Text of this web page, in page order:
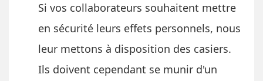
​Si vos collaborateurs souhaitent mettre
en sécurité leurs effets personnels, nous
leur mettons à disposition des casiers.
Ils doivent cependant se munir d'un